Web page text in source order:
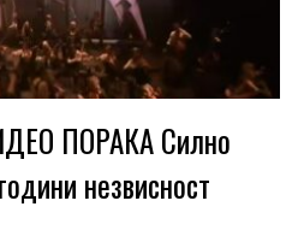
ПОРАКА Силно
незвисност